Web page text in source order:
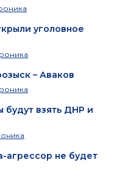
уголовное
– Аваков
взять ДНР и
агрессор не будет